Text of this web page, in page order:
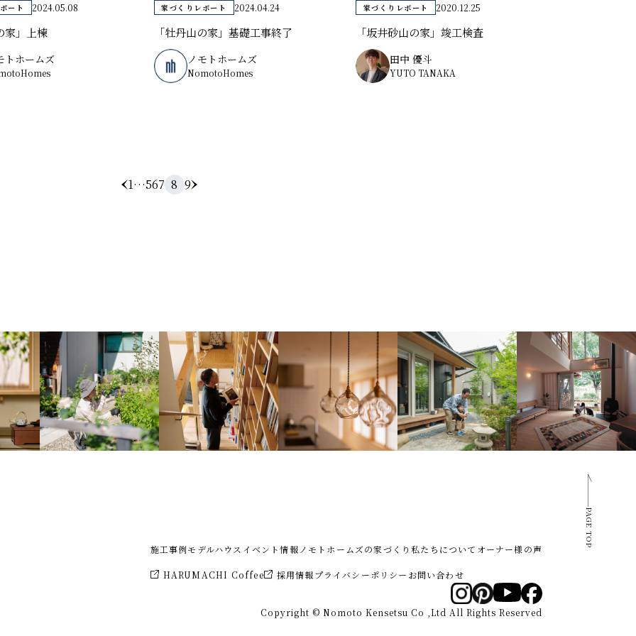
ート 2024.05.08
家」上棟
トホームズ
家づくりレポート 2024.04.24
「牡丹山の家」基礎工事終了
ノモトホームズ
NomotoHomes
家づくりレポート 2020.12.25
「坂井砂山の家」竣工検査
田中 優斗
YUTO TANAKA
1…567 8 9
施工事例モデルハウス イベント情報 ノモトホームズの家づくり私たちについて オーナー様の声
HARUMACHI Coffee 採用情報プライバシーポリシー お問い合わせ
Copyright © Nomoto Kensetsu Co ,Ltd All Rights Reserved
PAGE TOP